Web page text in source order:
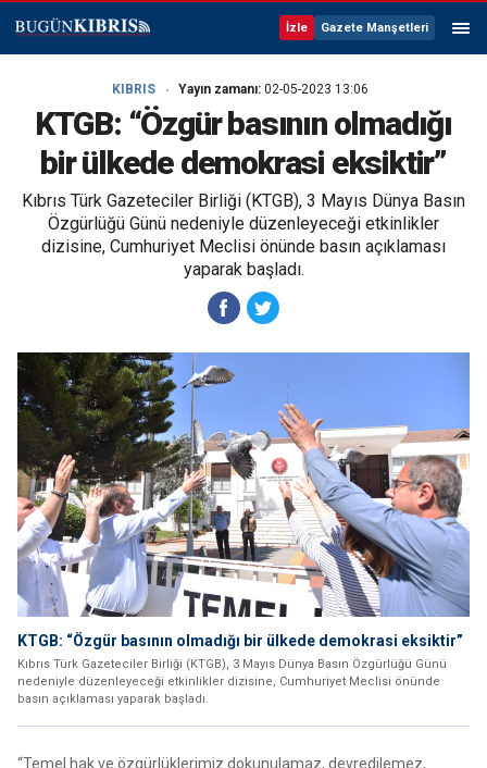
İzle Gazete Manşetleri
KIBRIS Yayın zamanı: 02-05-2023 13:06
KTGB: “Özgür basının olmadığı
bir ülkede demokrasi eksiktir”
Kıbrıs Türk Gazeteciler Birliği (KTGB), 3 Mayıs Dünya Basın
Özgürlüğü Günü nedeniyle düzenleyeceği etkinlikler
dizisine, Cumhuriyet Meclisi önünde basın açıklaması
yaparak başladı.
KTGB: “Özgür basının olmadığı bir ülkede demokrasi eksiktir”
Kıbrıs Türk Gazeteciler Birliği (KTGB), 3 Mayıs Dünya Basın Özgürlüğü Günü
nedeniyle düzenleyeceği etkinlikler dizisine, Cumhuriyet Meclisi önünde
basın açıklaması yaparak başladı.
“Temel hak ve özgürlüklerimiz dokunulamaz, devredilemez,